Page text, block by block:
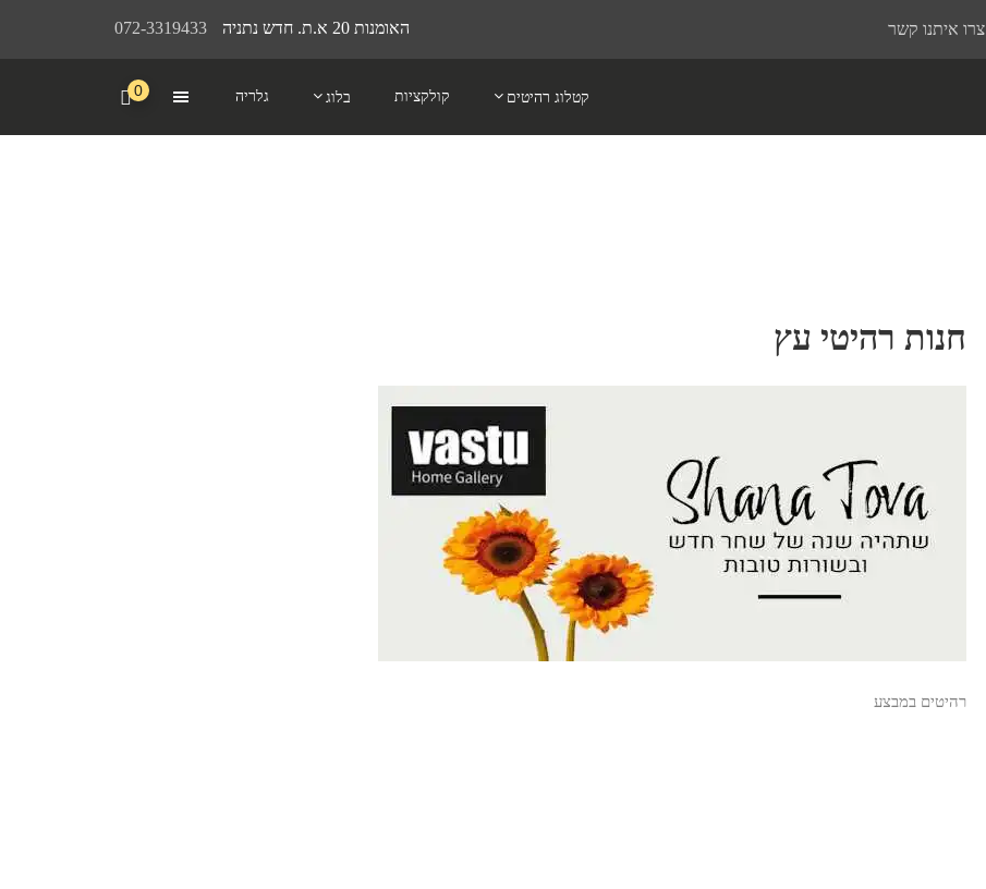
072-3319433 האומנות 20 א.ת. חדש נתניה צרו איתנו קשר
קטלוג רהיטים קולקציות בלוג גלריה 0
חנות רהיטי עץ
רהיטים במבצע